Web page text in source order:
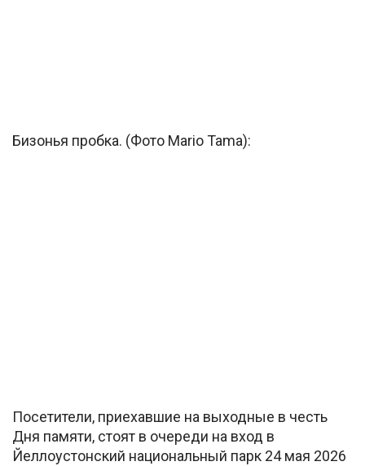
Бизонья пробка. (Фото Mario Tama):
Посетители, приехавшие на выходные в честь
Дня памяти, стоят в очереди на вход в
Йеллоустонский национальный парк 24 мая 2026